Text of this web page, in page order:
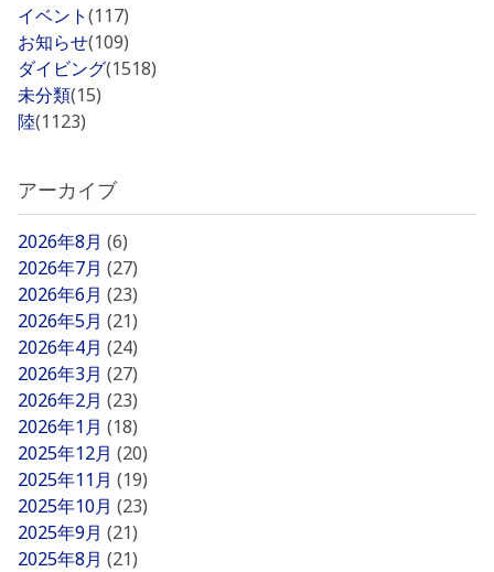
イベント(117)
お知らせ(109)
ダイビング(1518)
未分類(15)
陸(1123)
アーカイブ
2026年8月 (6)
2026年7月 (27)
2026年6月 (23)
2026年5月 (21)
2026年4月 (24)
2026年3月 (27)
2026年2月 (23)
2026年1月 (18)
2025年12月 (20)
2025年11月 (19)
2025年10月 (23)
2025年9月 (21)
2025年8月 (21)